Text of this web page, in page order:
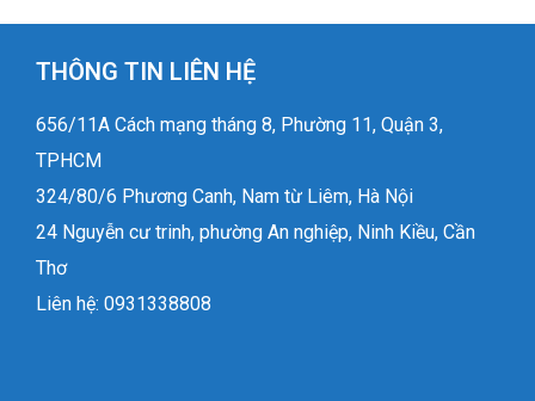
THÔNG TIN LIÊN HỆ
656/11A Cách mạng tháng 8, Phường 11, Quận 3,
TPHCM
324/80/6 Phương Canh, Nam từ Liêm, Hà Nội
24 Nguyễn cư trinh, phường An nghiệp, Ninh Kiều, Cần
Thơ
Liên hệ: 0931338808